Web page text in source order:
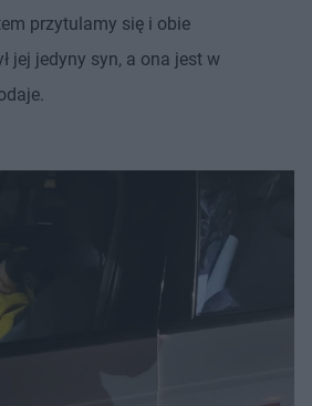
przytulamy się i obie
jej jedyny syn, a ona jest w